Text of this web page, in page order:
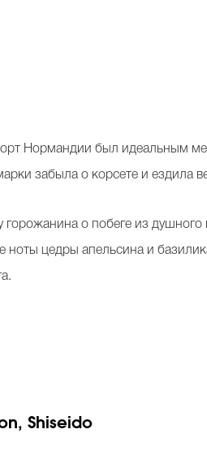
Нормандии был идеальным
забыла о корсете и ездила
о побеге из душного
цедры апельсина и
Shiseido